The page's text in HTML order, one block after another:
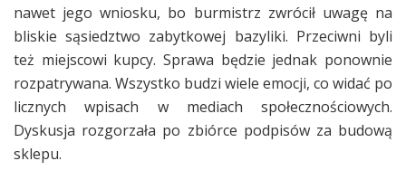
nawet jego wniosku, bo burmistrz zwrócił uwagę na
bliskie sąsiedztwo zabytkowej bazyliki. Przeciwni byli
też miejscowi kupcy. Sprawa będzie jednak ponownie
rozpatrywana. Wszystko budzi wiele emocji, co widać po
licznych wpisach w mediach społecznościowych.
Dyskusja rozgorzała po zbiórce podpisów za budową
sklepu.